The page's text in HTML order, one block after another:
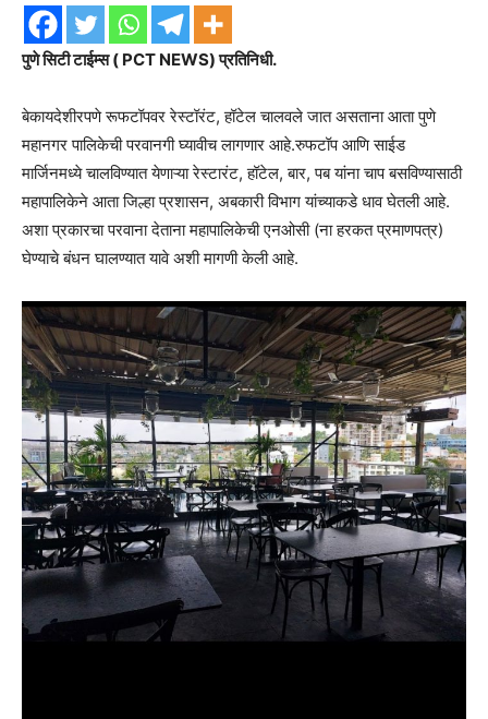
पुणे सिटी टाईम्स ( PCT NEWS) प्रतिनिधी.
बेकायदेशीरपणे रूफटॉपवर रेस्टॉरंट, हॉटेल चालवले जात असताना आता पुणे
महानगर पालिकेची परवानगी घ्यावीच लागणार आहे.रुफटॉप आणि साईड
मार्जिनमध्ये चालविण्यात येणाऱ्या रेस्टारंट, हॉटेल, बार, पब यांना चाप बसविण्यासाठी
महापालिकेने आता जिल्हा प्रशासन, अबकारी विभाग यांच्याकडे धाव घेतली आहे.
अशा प्रकारचा परवाना देताना महापालिकेची एनओसी (ना हरकत प्रमाणपत्र)
घेण्याचे बंधन घालण्यात यावे अशी मागणी केली आहे.